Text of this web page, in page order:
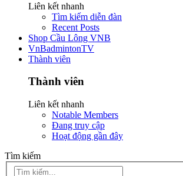
Liên kết nhanh
Tìm kiếm diễn đàn
Recent Posts
Shop Cầu Lông VNB
VnBadmintonTV
Thành viên
Thành viên
Liên kết nhanh
Notable Members
Đang truy cập
Hoạt động gần đây
Tìm kiếm